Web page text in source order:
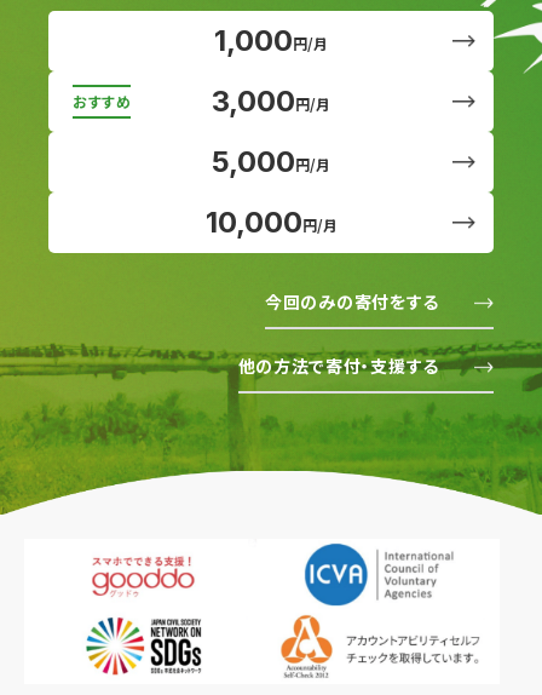
1,000円/月
3,000円/月
5,000円/月
10,000円/月
今回のみの寄付をする
他の方法で寄付・支援する